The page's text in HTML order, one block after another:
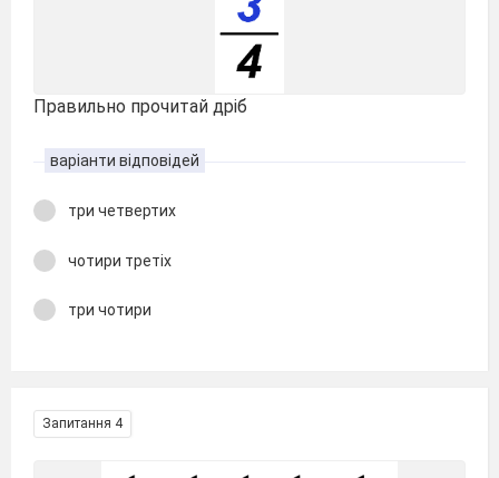
Правильно прочитай дріб
варіанти відповідей
три четвертих
чотири третіх
три чотири
Запитання 4